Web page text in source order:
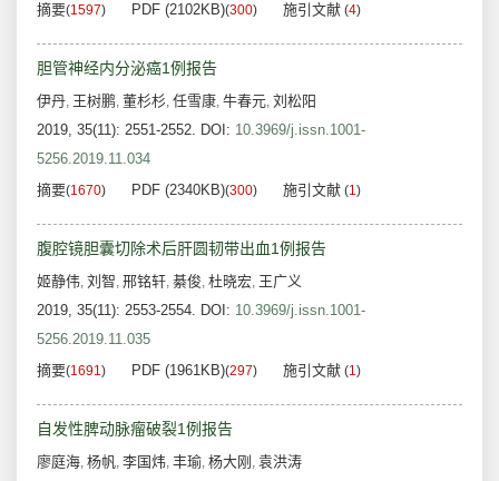
摘要(1597) PDF (2102KB)(300) 施引文献 (4)
胆管神经内分泌癌1例报告
伊丹, 王树鹏, 董杉杉, 任雪康, 牛春元, 刘松阳
2019, 35(11): 2551-2552. DOI: 10.3969/j.issn.1001-
5256.2019.11.034
摘要(1670) PDF (2340KB)(300) 施引文献 (1)
腹腔镜胆囊切除术后肝圆韧带出血1例报告
姬静伟, 刘智, 邢铭轩, 綦俊, 杜晓宏, 王广义
2019, 35(11): 2553-2554. DOI: 10.3969/j.issn.1001-
5256.2019.11.035
摘要(1691) PDF (1961KB)(297) 施引文献 (1)
自发性脾动脉瘤破裂1例报告
廖庭海, 杨帆, 李国炜, 丰瑜, 杨大刚 , 袁洪涛